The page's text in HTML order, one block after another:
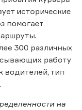
исторические
помогает
300 различных
работу
водителей, тип
на